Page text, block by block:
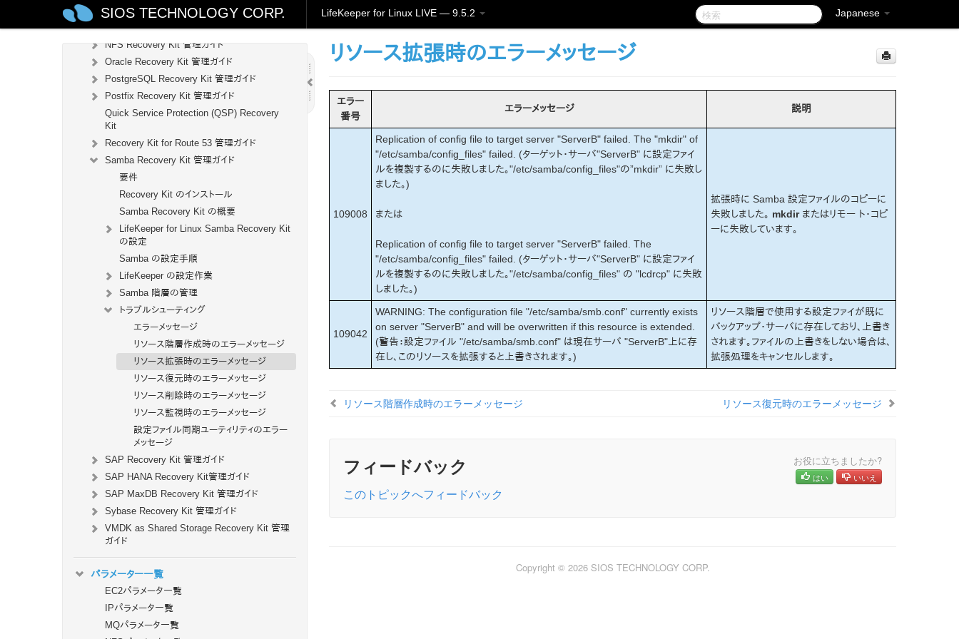
Japanese
SIOS TECHNOLOGY CORP. LifeKeeper for Linux LIVE — 9.5.2
WebSphere MQ Recovery Kit 管理ガイド
NAS Recovery Kit 管理ガイド
NFS Recovery Kit 管理ガイド
Oracle Recovery Kit 管理ガイド
PostgreSQL Recovery Kit 管理ガイド
Postfix Recovery Kit 管理ガイド
Quick Service Protection (QSP) Recovery
Kit
Recovery Kit for Route 53 管理ガイド
Samba Recovery Kit 管理ガイド
要件
Recovery Kit のインストール
Samba Recovery Kit の概要
LifeKeeper for Linux Samba Recovery Kit
の設定
Samba の設定手順
LifeKeeper の設定作業
Samba 階層の管理
トラブルシューティング
エラーメッセージ
リソース階層作成時のエラーメッセージ
リソース拡張時のエラーメッセージ
リソース復元時のエラーメッセージ
リソース削除時のエラーメッセージ
リソース監視時のエラーメッセージ
設定ファイル同期ユーティリティのエラー
メッセージ
SAP Recovery Kit 管理ガイド
SAP HANA Recovery Kit管理ガイド
SAP MaxDB Recovery Kit 管理ガイド
Sybase Recovery Kit 管理ガイド
VMDK as Shared Storage Recovery Kit 管理
ガイド
パラメーター一覧
EC2パラメータ一覧
IPパラメータ一覧
MQパラメータ一覧
リソース拡張時のエラーメッセージ
エラー
番号
エラーメッセージ 説明
109008
Replication of config file to target server "ServerB" failed. The "mkdir" of
"/etc/samba/config_files" failed. (ターゲット・サーバ"ServerB" に設定ファイ
ルを複製するのに失敗しました。"/etc/samba/config_files"の”mkdir” に失敗し
ました。)
または
Replication of config file to target server "ServerB" failed. The
"/etc/samba/config_files" failed. (ターゲット・サーバ"ServerB" に設定ファイ
ルを複製するのに失敗しました。"/etc/samba/config_files" の "lcdrcp" に失敗
しました。)
拡張時に Samba 設定ファイルのコピーに
失敗しました。 mkdirまたはリモー ト・コピ
ーに失敗しています。
109042
WARNING: The configuration file "/etc/samba/smb.conf" currently exists
on server "ServerB" and will be overwritten if this resource is extended.
(警告：設定ファイル "/etc/samba/smb.conf" は現在サーバ "ServerB"上に存
在し、このリソースを拡張すると上書きされます。)
リソース階層で使用する設定ファイが既に
バックアップ・サーバに存在しており、上書き
されます。ファイルの上書きをしない場合は、
拡張処理をキャンセルします。
リソース階層作成時のエラーメッセージ リソース復元時のエラーメッセージ
フィードバック お役に立ちましたか?
はい いいえ
このトピックへフィードバック
Copyright © 2026 SIOS TECHNOLOGY CORP.